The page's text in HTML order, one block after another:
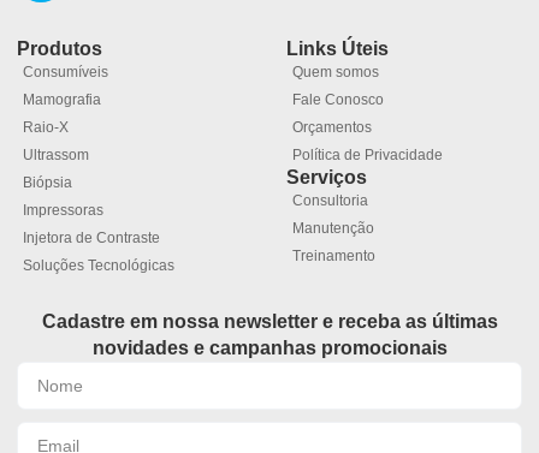
Produtos
Consumíveis
Mamografia
Raio-X
Ultrassom
Biópsia
Impressoras
Injetora de Contraste
Soluções Tecnológicas
Links Úteis
Quem somos
Fale Conosco
Orçamentos
Política de Privacidade
Serviços
Consultoria
Manutenção
Treinamento
Cadastre em nossa newsletter e receba as últimas
novidades e campanhas promocionais